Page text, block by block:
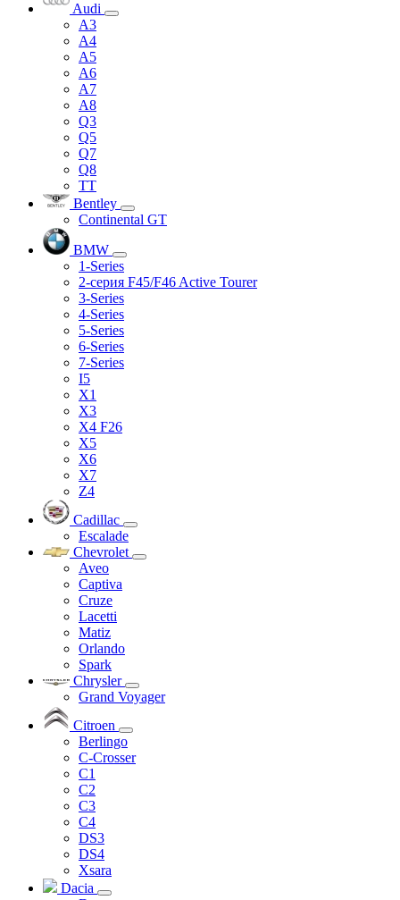
Audi
A3
A4
A5
A6
A7
A8
Q3
Q5
Q7
Q8
TT
Bentley
Continental GT
BMW
1-Series
2-серия F45/F46 Active Tourer
3-Series
4-Series
5-Series
6-Series
7-Series
I5
X1
X3
X4 F26
X5
X6
X7
Z4
Cadillac
Escalade
Chevrolet
Aveo
Captiva
Cruze
Lacetti
Matiz
Orlando
Spark
Chrysler
Grand Voyager
Citroen
Berlingo
C-Crosser
C1
C2
C3
C4
DS3
DS4
Xsara
Dacia